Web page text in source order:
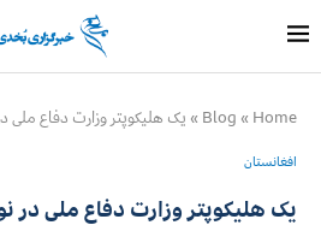
Home
»
Blog
» یک هلیکوپتر وزارت دفاع
افغانستان
یک هلیکوپتر وزارت دفاع ملی در